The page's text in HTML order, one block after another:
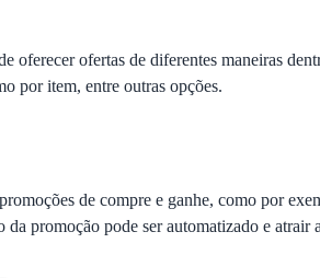
oferecer ofertas de diferentes maneiras
por item, entre outras opções.
de compre e ganhe, como por
promoção pode ser automatizado e atrair